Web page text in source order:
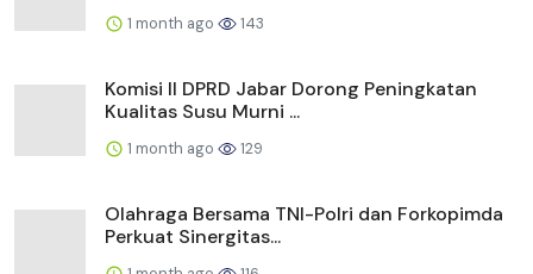
1 month ago 143
Komisi II DPRD Jabar Dorong Peningkatan
Kualitas Susu Murni ...
1 month ago 129
Olahraga Bersama TNI-Polri dan Forkopimda
Perkuat Sinergitas...